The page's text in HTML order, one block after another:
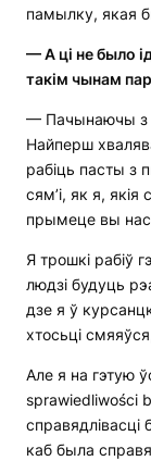
памылку, якая
—А ці не было
такім чынам
— Пачынаючы з
Найперш
рабіць пасты з
сям’і, як я,
прымеце вы
Я трошкі рабіў
людзі будуць
дзе я ў
хтосьці
Але я на гэтую
sprawiedliwości
справядлівасці
каб была